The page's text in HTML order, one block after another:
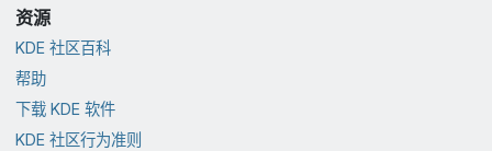
资源
KDE 社区百科
帮助
下载 KDE 软件
KDE 社区行为准则